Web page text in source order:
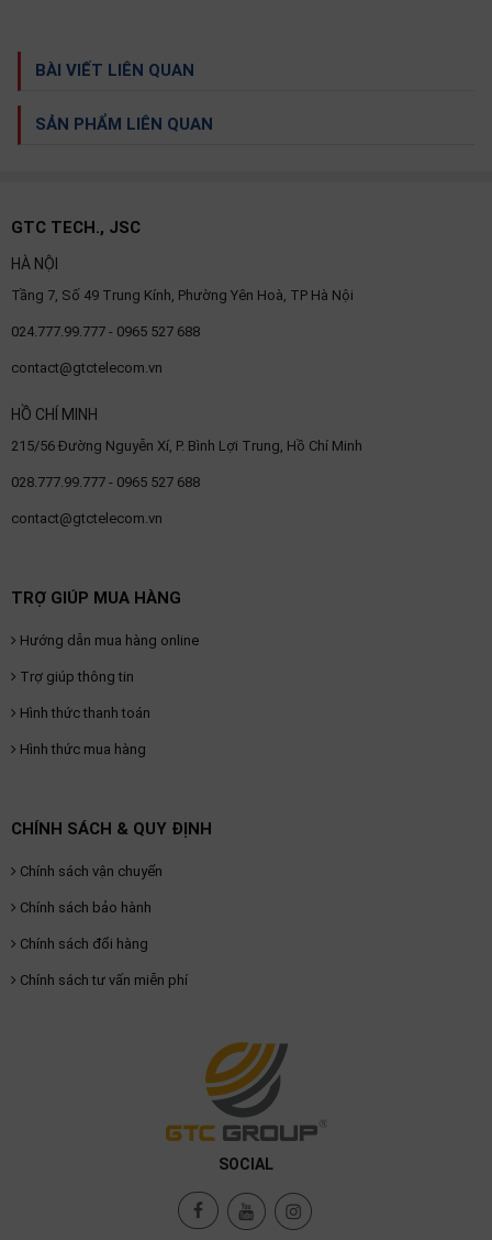
BÀI VIẾT LIÊN QUAN
SẢN PHẨM LIÊN QUAN
GTC TECH., JSC
HÀ NỘI
Tầng 7, Số 49 Trung Kính, Phường Yên Hoà, TP Hà Nội
024.777.99.777 - 0965 527 688
contact@gtctelecom.vn
HỒ CHÍ MINH
215/56 Đường Nguyễn Xí, P. Bình Lợi Trung, Hồ Chí Minh
028.777.99.777 - 0965 527 688
contact@gtctelecom.vn
TRỢ GIÚP MUA HÀNG
Hướng dẫn mua hàng online
Trợ giúp thông tin
Hình thức thanh toán
Hình thức mua hàng
CHÍNH SÁCH & QUY ĐỊNH
Chính sách vận chuyển
Chính sách bảo hành
Chính sách đổi hàng
Chính sách tư vấn miễn phí
SOCIAL